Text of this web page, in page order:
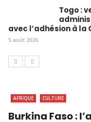
Togo :
avec l’adhésion à
5 août 2026
AFRIQUE CULTURE
Burkina Faso :